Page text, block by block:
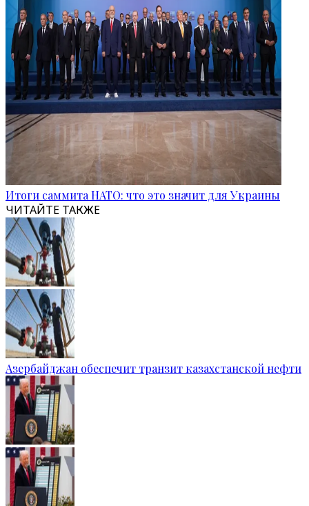
Итоги саммита НАТО: что это значит для Украины
ЧИТАЙТЕ ТАКЖЕ
Азербайджан обеспечит транзит казахстанской нефти